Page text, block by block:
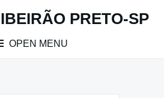
PRETO-SP
OPEN MENU